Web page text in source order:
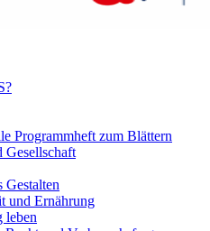
Programmheft zum Blättern
Gesellschaft
Gestalten
und Ernährung
leben